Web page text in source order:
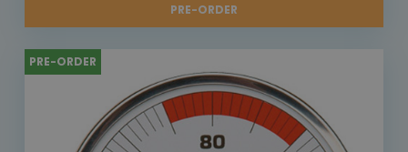
PRE-ORDER
PRE-ORDER